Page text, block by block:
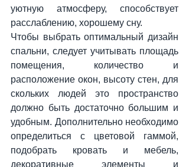
уютную атмосферу, способствует
расслаблению, хорошему сну.
Чтобы выбрать оптимальный дизайн
спальни, следует учитывать площадь
помещения, количество и
расположение окон, высоту стен, для
скольких людей это пространство
должно быть достаточно большим и
удобным. Дополнительно необходимо
определиться с цветовой гаммой,
подобрать кровать и мебель,
декоративные элементы и